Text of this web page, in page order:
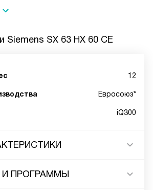
Siemens SX 63 HX 60 CE
12
Евросоюз*
iQ300
И ПРОГРАММЫ